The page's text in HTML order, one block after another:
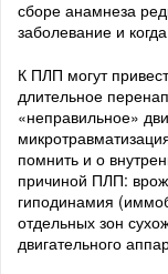
сборе анамнеза
заболевание и
К ПЛП могут
длительное
«неправильное»
помнить и о
причиной ПЛП:
гиподинамия
отдельных зон
двигательного